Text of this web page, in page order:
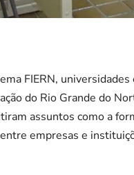
FIERN,
do Rio Grande do
assuntos como a
empresas e